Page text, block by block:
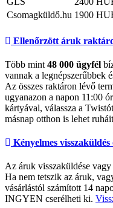
Csomagküldő.hu 1900
Ellenőrzött áruk
Több mint 48 000 ügyfél
vannak a legnépszerűbbek
Az összes raktáron lévő
ugyanazon a napon 11:00
kártyával, válassza a
másnap otthon is lehet
Kényelmes visszaküldés
Az áruk visszaküldése
Ha nem tetszik az áruk,
vásárlástól számított 14
INGYEN cserélheti ki.